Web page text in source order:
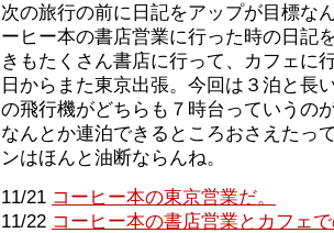
次の旅行の前に日記をアップが目標な
ーヒー本の書店営業に行った時の日記
きもたくさん書店に行って、カフェに
日からまた東京出張。今回は３泊と長
の飛行機がどちらも７時台っていうの
なんとか連泊できるところおさえたっ
ンはほんと油断ならんね。
11/21 コーヒー本の東京営業だ。
11/22 コーヒー本の書店営業とカフェ